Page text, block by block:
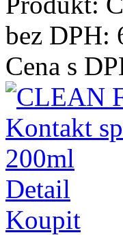
bez DPH:
Cena s
Detail
Koupit